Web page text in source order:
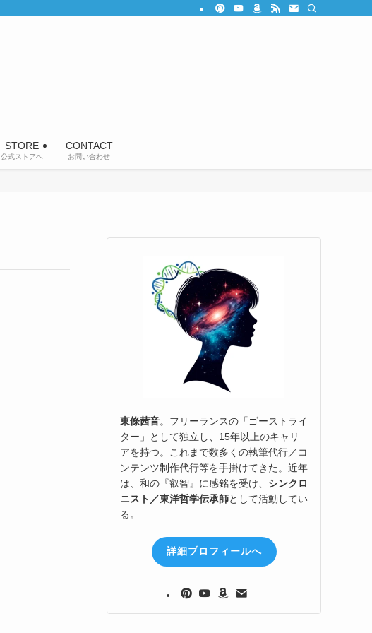
STORE
公式ストアへ
CONTACT
お問い合わせ
東條茜音。フリーランスの「ゴーストライ
ター」として独立し、15年以上のキャリ
アを持つ。これまで数多くの執筆代行／コ
ンテンツ制作代行等を手掛けてきた。近年
は、和の『叡智』に感銘を受け、 シンクロ
ニスト／東洋哲学伝承師として活動してい
る。
詳細プロフィールへ